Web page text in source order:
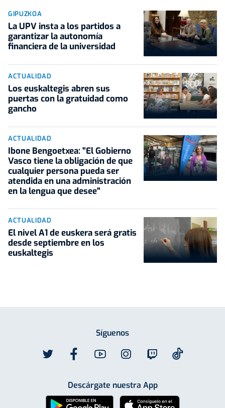
GIPUZKOA
La UPV insta a los partidos a
garantizar la autonomía
financiera de la universidad
ACTUALIDAD
Los euskaltegis abren sus
puertas con la gratuidad como
gancho
ACTUALIDAD
Ibone Bengoetxea: "El Gobierno
Vasco tiene la obligación de que
cualquier persona pueda ser
atendida en una administración
en la lengua que desee"
ACTUALIDAD
El nivel A1 de euskera será gratis
desde septiembre en los
euskaltegis
Síguenos
Descárgate nuestra App